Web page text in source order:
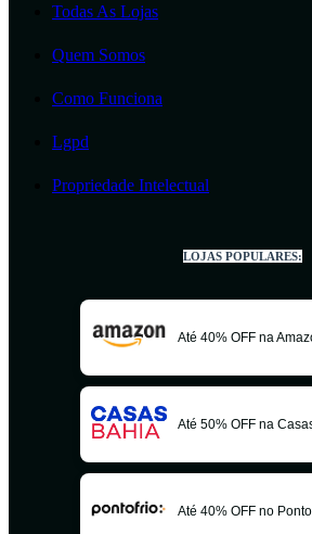
Todas As Lojas
Quem Somos
Como Funciona
Lgpd
Propriedade Intelectual
LOJAS POPULARES:
Até 40% OFF na
Até 50% OFF na
Até 40% OFF no